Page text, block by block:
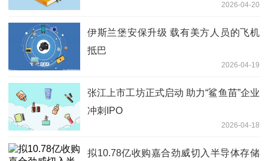
2026-04-20
伊斯兰堡安保升级 载有美方人员的飞机
抵巴
2026-04-19
张江上市工坊正式启动 助力“鲨鱼苗”企业
冲刺IPO
2026-04-18
拟10.78亿收购嘉合劲威切入半导体存储